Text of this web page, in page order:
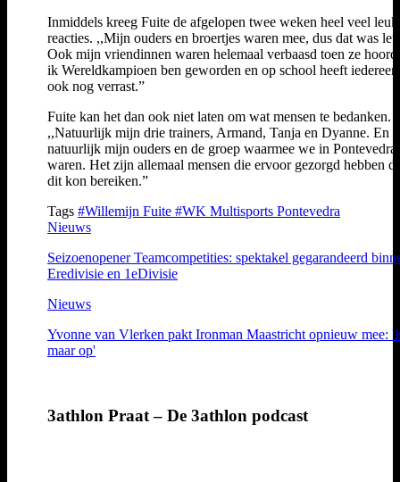
Inmiddels kreeg Fuite de afgelopen twee weken heel veel
reacties. ,,Mijn ouders en broertjes waren mee, dus dat was
Ook mijn vriendinnen waren helemaal verbaasd toen ze
ik Wereldkampioen ben geworden en op school heeft
ook nog verrast.”
Fuite kan het dan ook niet laten om wat mensen te bedanken.
,,Natuurlijk mijn drie trainers, Armand, Tanja en Dyanne. En
natuurlijk mijn ouders en de groep waarmee we in Pontevedra
waren. Het zijn allemaal mensen die ervoor gezorgd hebben
dit kon bereiken.”
Tags #Willemijn Fuite #WK Multisports Pontevedra
Nieuws
Seizoenopener Teamcompetities: spektakel gegarandeerd
Eredivisie en 1eDivisie
Nieuws
Yvonne van Vlerken pakt Ironman Maastricht opnieuw mee:
maar op'
3athlon Praat – De 3athlon podcast